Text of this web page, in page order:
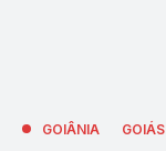
GOIÂNIA GOIÁS